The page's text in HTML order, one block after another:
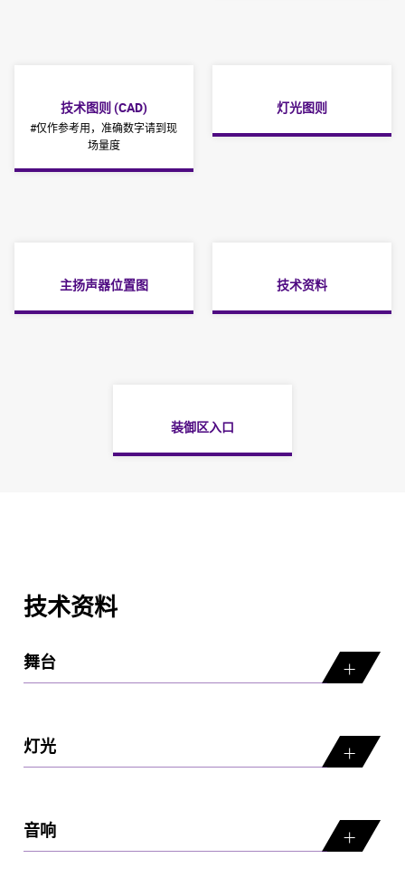
技术图则 (CAD)
#仅作参考用，准确数字请到现
场量度
灯光图则
主扬声器位置图 技术资料
装御区入口
技术资料
舞台
灯光
音响